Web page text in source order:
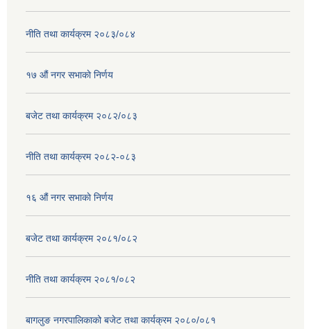
नीति तथा कार्यक्रम २०८३/०८४
१७ ‌‍औं नगर सभाकाे निर्णय
बजेट तथा कार्यक्रम २०८२/०८३
नीति तथा कार्यक्रम २०८२-०८३
१६ ‌औं नगर सभाकाे निर्णय
बजेट तथा कार्यक्रम २०८१/०८२
नीति तथा कार्यक्रम २०८१/०८२
बागलुङ नगरपालिकाको बजेट तथा कार्यक्रम २०८०/०८१